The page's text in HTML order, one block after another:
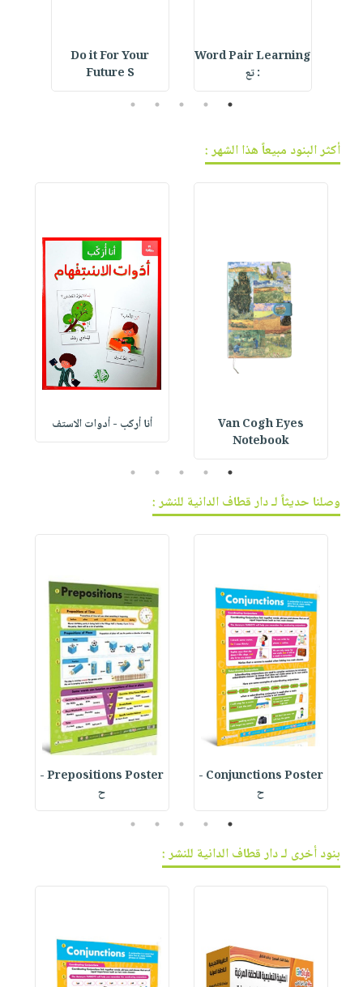
Word Pair Learning
: تع
Do it For Your
Future S
1
2
3
4
5
أكثر البنود مبيعاً هذا الشهر :
Van Cogh Eyes
Notebook
أنا أركب - أدوات الاستف
1
2
3
4
5
وصلنا حديثاً لـ دار قطاف الدانية للنشر :
Conjunctions Poster -
ح
Prepositions Poster -
ح
1
2
3
4
5
بنود أخرى لـ دار قطاف الدانية للنشر :